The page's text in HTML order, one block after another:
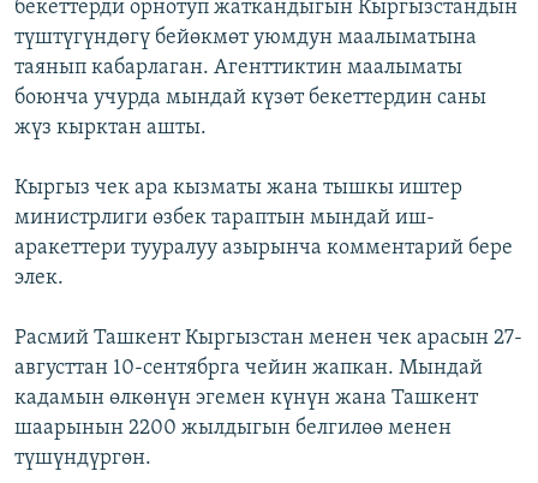
бекеттерди орнотуп жаткандыгын Кыргызстандын
түштүгүндөгү бейөкмөт уюмдун маалыматына
таянып кабарлаган. Агенттиктин маалыматы
боюнча учурда мындай күзөт бекеттердин саны
жүз кырктан ашты.
Кыргыз чек ара кызматы жана тышкы иштер
министрлиги өзбек тараптын мындай иш-
аракеттери тууралуу азырынча комментарий бере
элек.
Расмий Ташкент Кыргызстан менен чек арасын 27-
августтан 10-сентябрга чейин жапкан. Мындай
кадамын өлкөнүн эгемен күнүн жана Ташкент
шаарынын 2200 жылдыгын белгилөө менен
түшүндүргөн.